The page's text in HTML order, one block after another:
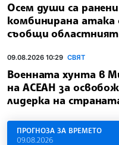
Осем души са
комбинирана
съобщи
09.08.2026 10:29 СВЯТ
Военната хунта в
на АСЕАН за
лидерка на
ПРОГНОЗА ЗА ВРЕМЕТО
09.08.2026